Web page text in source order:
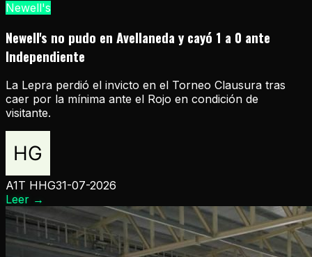
Newell's
Newell's no pudo en Avellaneda y cayó 1 a 0 ante
Independiente
La Lepra perdió el invicto en el Torneo Clausura tras
caer por la mínima ante el Rojo en condición de
visitante.
A1T HHG31-07-2026
Leer →